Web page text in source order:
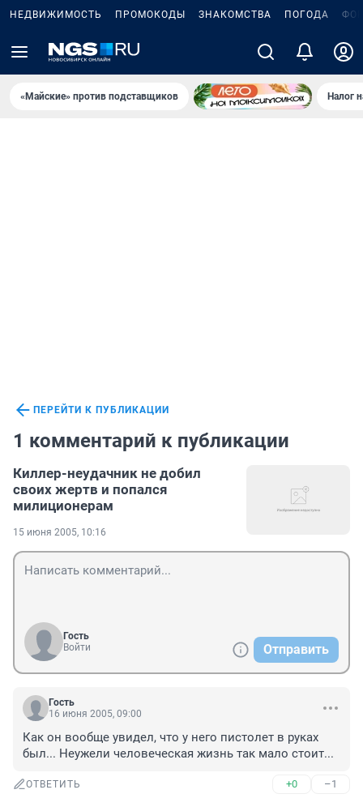
НЕДВИЖИМОСТЬ ПРОМОКОДЫ ЗНАКОМСТВА ПОГОДА
«Майские» против подставщиков Налог
ПЕРЕЙТИ К ПУБЛИКАЦИИ
1 комментарий к публикации
Киллер-неудачник не добил
своих жертв и попался
милиционерам
15 июня 2005, 10:16
Гость
Войти
Отправить
Гость
16 июня 2005, 09:00
Как он вообще увидел, что у него пистолет в руках
был... Неужели человеческая жизнь так мало стоит...
ОТВЕТИТЬ +0 –1